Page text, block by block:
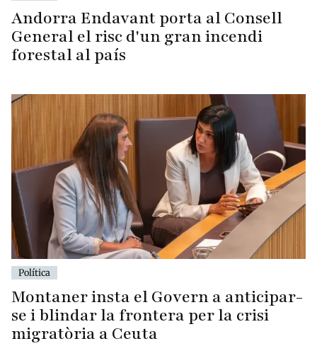
Andorra Endavant porta al Consell
General el risc d'un gran incendi
forestal al país
Política
Montaner insta el Govern a anticipar-
se i blindar la frontera per la crisi
migratòria a Ceuta